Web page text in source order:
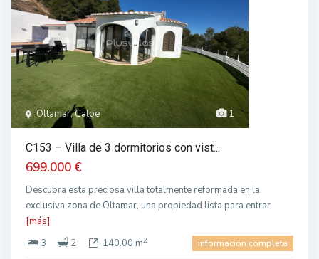
1
Oltamar, Calpe
C153 – Villa de 3 dormitorios con vist...
699.000 €
Descubra esta preciosa villa totalmente reformada en la
exclusiva zona de Oltamar, una propiedad lista para entrar
[más]
3
2 140.00 m2 información completa